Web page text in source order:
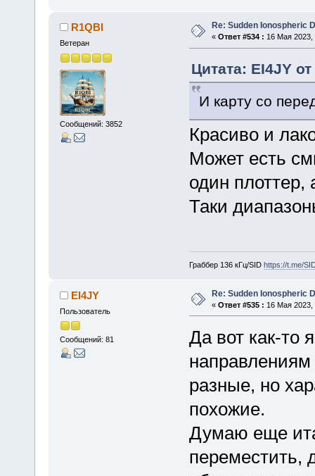
R1QBI
Ветеран
Сообщений: 3852
Re: Sudden Ionospheric
« Ответ #534 : 16 Мая 2023,
Цитата: EI4JY
И карту со
Красиво и
Может есть
один плоттер,
Таки
Граббер 136 кГц/SID https://t.me/
EI4JY
Пользователь
Сообщений: 81
Re: Sudden Ionospheric
« Ответ #535 : 16 Мая 2023,
Да вот как-то
разные, но
похожие.
Думаю еще
переместить,